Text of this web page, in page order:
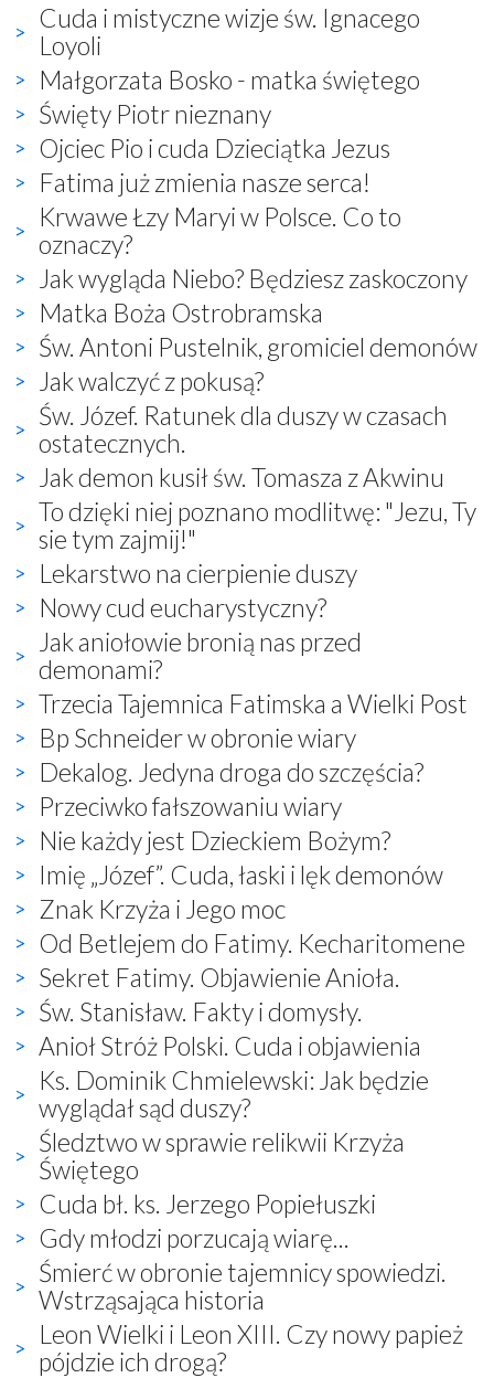
Cuda i mistyczne wizje św. Ignacego
Loyoli
Małgorzata Bosko - matka świętego
Święty Piotr nieznany
Ojciec Pio i cuda Dzieciątka Jezus
Fatima już zmienia nasze serca!
Krwawe Łzy Maryi w Polsce. Co to
oznaczy?
Jak wygląda Niebo? Będziesz zaskoczony
Matka Boża Ostrobramska
Św. Antoni Pustelnik, gromiciel demonów
Jak walczyć z pokusą?
Św. Józef. Ratunek dla duszy w czasach
ostatecznych.
Jak demon kusił św. Tomasza z Akwinu
To dzięki niej poznano modlitwę: "Jezu, Ty
sie tym zajmij!"
Lekarstwo na cierpienie duszy
Nowy cud eucharystyczny?
Jak aniołowie bronią nas przed
demonami?
Trzecia Tajemnica Fatimska a Wielki Post
Bp Schneider w obronie wiary
Dekalog. Jedyna droga do szczęścia?
Przeciwko fałszowaniu wiary
Nie każdy jest Dzieckiem Bożym?
Imię „Józef”. Cuda, łaski i lęk demonów
Znak Krzyża i Jego moc
Od Betlejem do Fatimy. Kecharitomene
Sekret Fatimy. Objawienie Anioła.
Św. Stanisław. Fakty i domysły.
Anioł Stróż Polski. Cuda i objawienia
Ks. Dominik Chmielewski: Jak będzie
wyglądał sąd duszy?
Śledztwo w sprawie relikwii Krzyża
Świętego
Cuda bł. ks. Jerzego Popiełuszki
Gdy młodzi porzucają wiarę...
Śmierć w obronie tajemnicy spowiedzi.
Wstrząsająca historia
Leon Wielki i Leon XIII. Czy nowy papież
pójdzie ich drogą?